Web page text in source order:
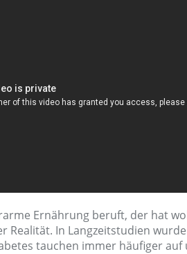
Ernährung beruft, der hat
Realität. In Langzeitstudien
tauchen immer häufiger